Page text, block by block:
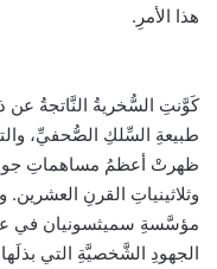
هذا الأمرِ.
كَوَّنتِ السُّخريةُ النَّاتجةُ
طبيعةِ السِّلكِ الصُّحفيِّ،
ظهرتْ أعظمُ مساهماتِ
الجهودِ الشَّخصيَّةِ التي